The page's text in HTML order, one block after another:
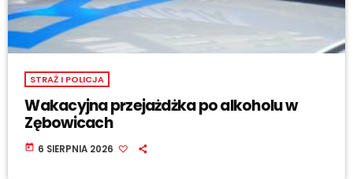
STRAŻ I POLICJA
Wakacyjna przejażdżka po alkoholu w
Zębowicach
today 6 SIERPNIA 2026